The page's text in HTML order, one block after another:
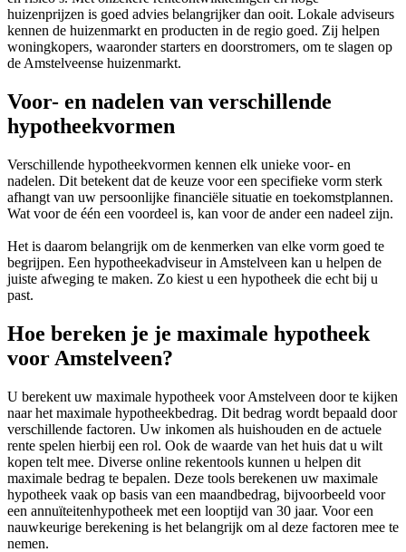
huizenprijzen is goed advies belangrijker dan ooit. Lokale adviseurs
kennen de huizenmarkt en producten in de regio goed. Zij helpen
woningkopers, waaronder starters en doorstromers, om te slagen op
de Amstelveense huizenmarkt.
Voor- en nadelen van verschillende
hypotheekvormen
Verschillende hypotheekvormen kennen elk unieke voor- en
nadelen. Dit betekent dat de keuze voor een specifieke vorm sterk
afhangt van uw persoonlijke financiële situatie en toekomstplannen.
Wat voor de één een voordeel is, kan voor de ander een nadeel zijn.
Het is daarom belangrijk om de kenmerken van elke vorm goed te
begrijpen. Een hypotheekadviseur in Amstelveen kan u helpen de
juiste afweging te maken. Zo kiest u een hypotheek die echt bij u
past.
Hoe bereken je je maximale hypotheek
voor Amstelveen?
U berekent uw maximale hypotheek voor Amstelveen door te kijken
naar het maximale hypotheekbedrag. Dit bedrag wordt bepaald door
verschillende factoren. Uw inkomen als huishouden en de actuele
rente spelen hierbij een rol. Ook de waarde van het huis dat u wilt
kopen telt mee. Diverse online rekentools kunnen u helpen dit
maximale bedrag te bepalen. Deze tools berekenen uw maximale
hypotheek vaak op basis van een maandbedrag, bijvoorbeeld voor
een annuïteitenhypotheek met een looptijd van 30 jaar. Voor een
nauwkeurige berekening is het belangrijk om al deze factoren mee te
nemen.